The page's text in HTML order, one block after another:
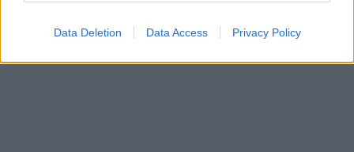
Data Deletion Data Access Privacy Policy